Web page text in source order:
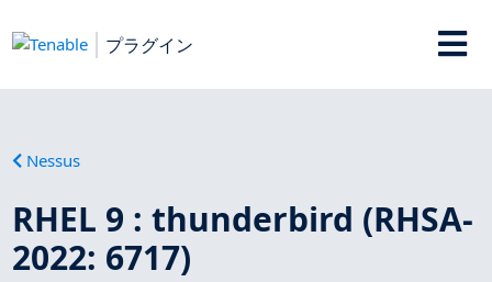
プラグイン
Nessus
RHEL 9 : thunderbird (RHSA-
2022: 6717)